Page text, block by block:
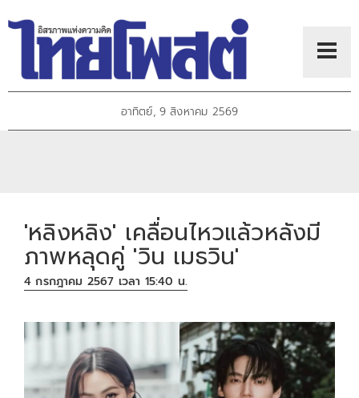
อาทิตย์, 9 สิงหาคม 2569
'หลิงหลิง' เคลื่อนไหวแล้วหลังมี
ภาพหลุดคู่ 'วิน เมธวิน'
4 กรกฎาคม 2567 เวลา 15:40 น.